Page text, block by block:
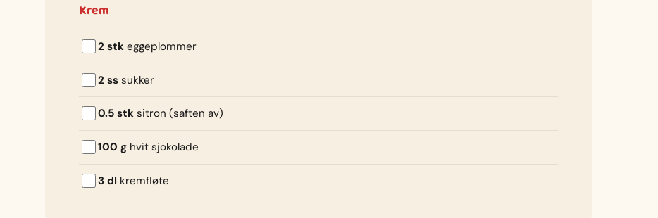
Krem
2 stk eggeplommer
2 ss sukker
0.5 stk sitron (saften av)
100 g hvit sjokolade
3 dl kremfløte